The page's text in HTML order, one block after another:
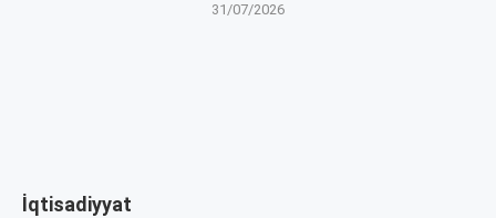
31/07/2026
İqtisadiyyat